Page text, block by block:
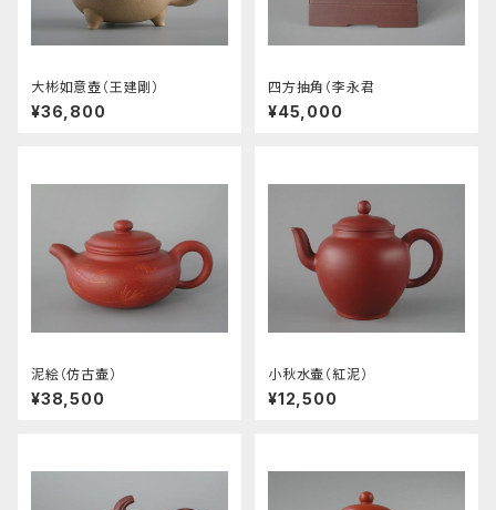
大彬如意壺（王建剛）
¥36,800
四方抽角（李永君
¥45,000
泥絵（仿古壷）
¥38,500
小秋水壷（紅泥）
¥12,500